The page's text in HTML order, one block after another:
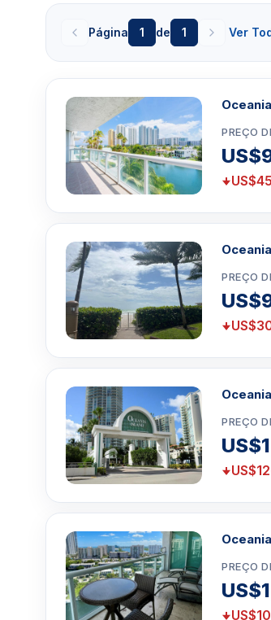
convenientemente localizado ao
mais saia do seu condomínio à
lo, com o oceano à sua porta e
você esteja comprando, vendendo
Miami Beach será perfeito para
investimento. Oceania V
Esta ilha particular abriga o clube
basquete. Ele também tem seu
de bem-estar de inspiração Zen.
com saunas e jacuzzi. Há uma
manobrista e segurança. Business
festas com cozinha aconchegante
apartamento:
Cada residência é projetada
maravilhosa do Oceano Atlântico e
ao teto e grandes terraços para
vivemos. Cozinhas gourmet com o
armários italianos com design
importado, backsplashes de vidro
que até o melhor chef invejaria. Os
Banheiros modernos com
completam um condomínio que
Página 1 de 1 Ver
PREÇO
PREÇO
PREÇO
PREÇO